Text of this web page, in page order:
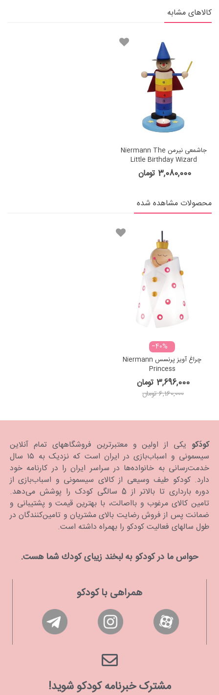
کالاهای مشابه
جاشمعی نیرمن Niermann The
Little Birthday Wizard
3,080,000 تومان
محصولات مشاهده شده
‎−40%
چراغ آویز پرنسس Niermann
Princess
3,696,000 تومان
6,160,000 تومان
کودَکو یکی از اولین و معتبرترین فروشگاههای تمام آنلاین
سیسمونی و اسباب‌بازی در ایران است که نزدیک به ۱۵ سال
خدمت‌رسانی به خانواده‌ها در سراسر ایران را در کارنامه خود
دارد. كودكو طیف وسیعی از کالای سیسمونی و اسباب‌بازی از
دوره بارداری تا بالاتر از 5 سالگی کودک را پوشش می‌دهد.
تامین کالای مرغوب و بااصالت، با بهترین قیمت و پشتیبانی و
ضمانت پس از فروش رضایت بالای مشتریان و تامین‌کنندگان در
طول سالهای فعالیت کودکو را بهمراه داشته است.
حواس ما در كودكو به لبخند زیبای كودك شما هست.
همراهی با کودکو
مشترک خبرنامه کودکو شوید!